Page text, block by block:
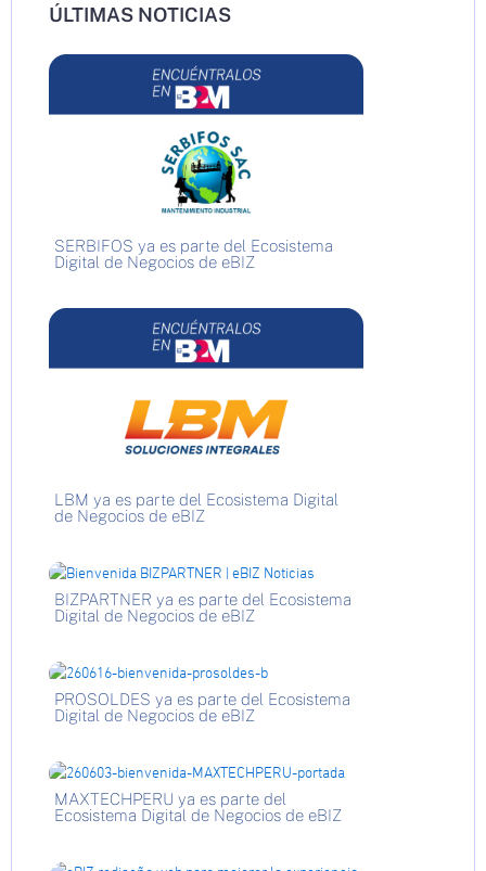
ÚLTIMAS NOTICIAS
SERBIFOS ya es parte del Ecosistema
Digital de Negocios de eBIZ
LBM ya es parte del Ecosistema Digital
de Negocios de eBIZ
BIZPARTNER ya es parte del Ecosistema
Digital de Negocios de eBIZ
PROSOLDES ya es parte del Ecosistema
Digital de Negocios de eBIZ
MAXTECHPERU ya es parte del
Ecosistema Digital de Negocios de eBIZ